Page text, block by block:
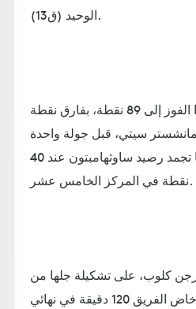
الوحيد (ق13).
وارتفع رصيد ليفربول بهذا الفوز إلى 89 نقطة، بفارق نقطة
سيتي، قبل جولة واحدة
على نهاية المسابقة، فيما تجمد رصيد ساوثهامبتون عند 40
نقطة في المركز الخامس عشر.
كلوب، على تشكيلة جلها من
اللاعبين البدلاء، بعدما خاض الفريق 120 دقيقة في نهائي